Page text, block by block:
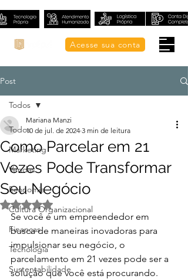
Acesse sua conta
Post
Todos
Marketing
Vendas
Economia
Cultura Organizacional
Finanças
Tecnologia
Sustentabilidade
Todos
Como Parcelar em 21
Vezes Pode Transformar
Seu Negócio
Mariana Manzi
10 de jul. de 2024 3 min de leitura
Avaliado com NaN de 5 estrelas.
Se você é um empreendedor em
busca de maneiras inovadoras para
impulsionar seu negócio, o
parcelamento em 21 vezes pode ser a
solução que você está procurando.